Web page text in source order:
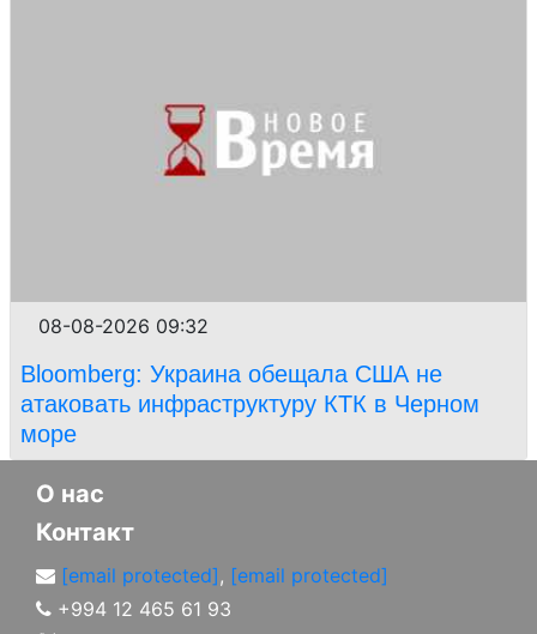
08-08-2026 09:32
Bloomberg: Украина обещала США не
атаковать инфраструктуру КТК в Черном
море
О нас
Контакт
[email protected], [email protected]
+994 12 465 61 93